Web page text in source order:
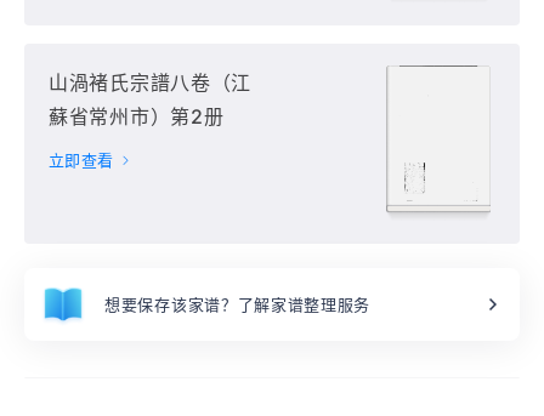
山渦褚氏宗譜八卷（江
蘇省常州市）第2册
立即查看
想要保存该家谱？了解家谱整理服务